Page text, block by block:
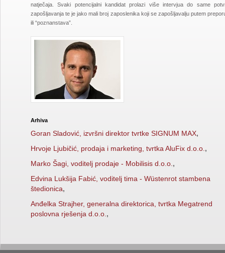
natječaja. Svaki potencijalni kandidat prolazi više intervjua do same
zapošljavanja te je jako mali broj zaposlenika koji se zapošljavalju putem
ili “poznanstava”.
Arhiva
Goran Sladović, izvršni direktor tvrtke SIGNUM MAX,
Hrvoje Ljubičić, prodaja i marketing, tvrtka AluFix d.o.o.,
Marko Šagi, voditelj prodaje - Mobilisis d.o.o.,
Edvina Lukšija Fabić, voditelj tima - Wüstenrot stambena
štedionica,
Anđelka Strajher, generalna direktorica, tvrtka Megatrend
poslovna rješenja d.o.o.,